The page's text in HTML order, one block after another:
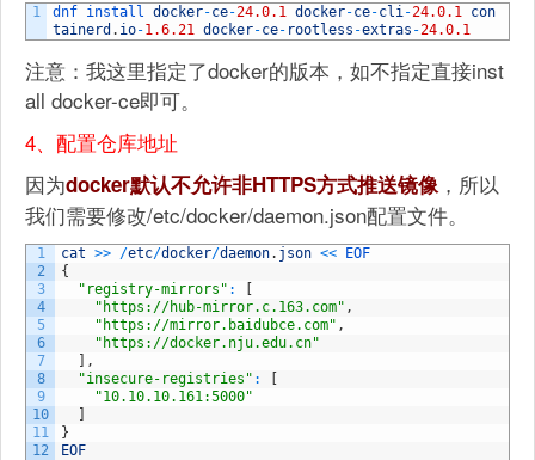
1 dnf install docker-ce-24.0.1 docker-ce-cli-24.0.1 con
tainerd . io-1.6.21 docker-ce- rootless -extras -24.0.1
注意：我这里指定了docker的版本，如不指定直接inst
all docker-ce即可。
4、配置仓库地址
因为docker默认不允许非HTTPS方式推送镜像，所以
我们需要修改/etc/docker/daemon.json配置文件。
1
2
3
4
5
6
7
8
9
10
11
12
cat >> /etc/docker/daemon. json <<
EOF
{
"registry-mirrors" :
"https://hub-mirror.c.163.com" ,
"https://mirror.baidubce.com" ,
"https://docker.nju.edu.cn"
,
"insecure-registries" :
"10.10.10.161:5000"
}
EOF